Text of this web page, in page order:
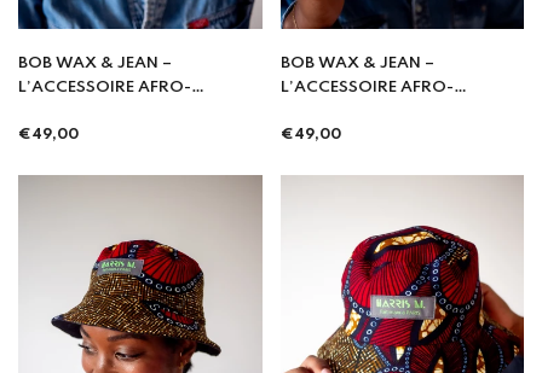
BOB WAX & JEAN –
L’ACCESSOIRE AFRO-
INCONTOURNABLE - Lingala
Prix
€49,00
BOB WAX & JEAN –
L’ACCESSOIRE AFRO-
INCONTOURNABLE - Moko
Prix
€49,00